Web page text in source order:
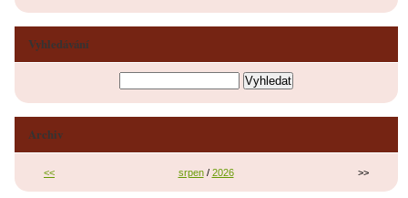
Vyhledávání
Archiv
<< srpen/ 2026 >>